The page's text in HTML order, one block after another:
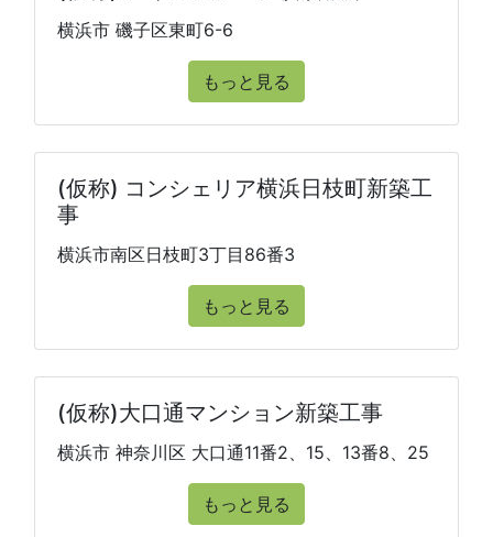
横浜市 磯子区東町6-6
もっと見る
(仮称) コンシェリア横浜日枝町新築工
事
横浜市南区日枝町3丁目86番3
もっと見る
(仮称)大口通マンション新築工事
横浜市 神奈川区 大口通11番2、15、13番8、25
もっと見る